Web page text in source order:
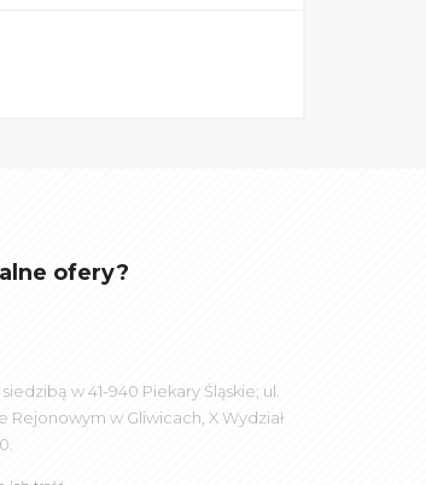
ofery?
w 41-940 Piekary Śląskie; ul.
Rejonowym w Gliwicach, X Wydział